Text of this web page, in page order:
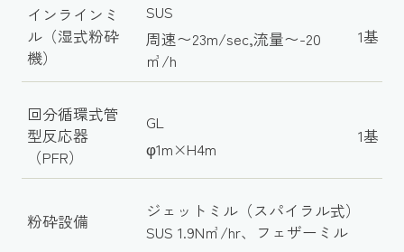
インラインミ
ル（湿式粉砕
機）
SUS
周速〜23m/sec,流量〜-20
㎥/h
1基
回分循環式管
型反応器
（PFR）
GL
φ1m×H4m
1基
粉砕設備
ジェットミル（スパイラル式）
SUS 1.9N㎥/hr、フェザーミル